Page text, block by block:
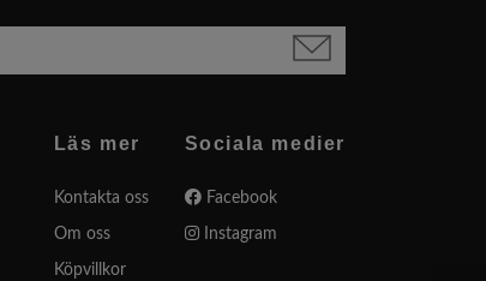
Läs mer
Kontakta oss
Om oss
Köpvillkor
Sociala medier
Facebook
Instagram